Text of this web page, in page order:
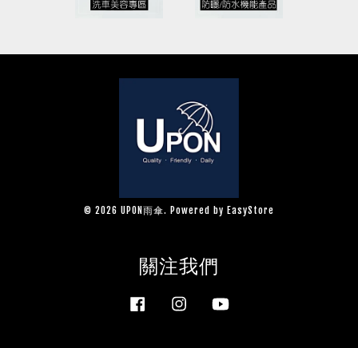
© 2026 UPON雨傘. Powered by EasyStore
關注我們
Facebook Instagram